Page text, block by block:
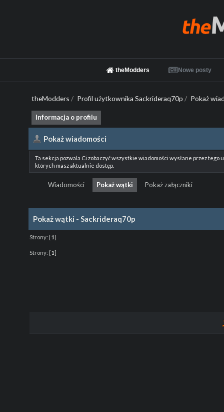
theModders Nowe posty
theModders / Profil użytkownika Sackrideraq70p / Pokaż
Informacja o profilu
Pokaż wiadomości
Ta sekcja pozwala Ci zobaczyć wszystkie wiadomości wysłane przez
których masz aktualnie dostęp.
Wiadomości Pokaż wątki Pokaż załączniki
Pokaż wątki - Sackrideraq70p
Strony: [1]
Strony: [1]